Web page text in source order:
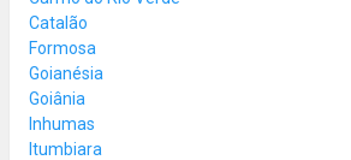
Catalão
Formosa
Goianésia
Goiânia
Inhumas
Itumbiara